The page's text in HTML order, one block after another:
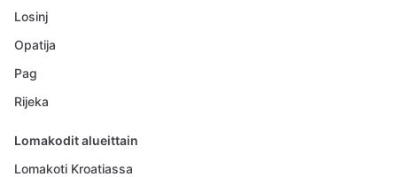
Losinj
Opatija
Pag
Rijeka
Lomakodit alueittain
Lomakoti Kroatiassa